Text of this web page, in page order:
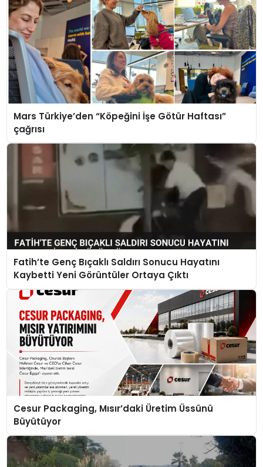
Mars Türkiye’den “Köpeğini İşe Götür Haftası”
çağrısı
Fatih’te Genç Bıçaklı Saldırı Sonucu Hayatını
Kaybetti Yeni Görüntüler Ortaya Çıktı
Cesur Packaging, Mısır’daki Üretim Üssünü
Büyütüyor